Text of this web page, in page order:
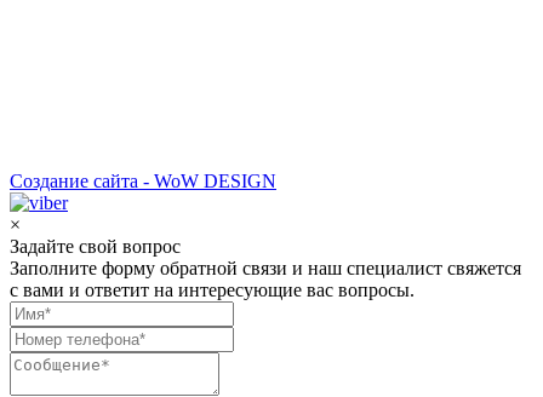
Создание сайта - WoW DESIGN
×
Задайте свой вопрос
Заполните форму обратной связи и наш специалист свяжется
с вами и ответит на интересующие вас вопросы.